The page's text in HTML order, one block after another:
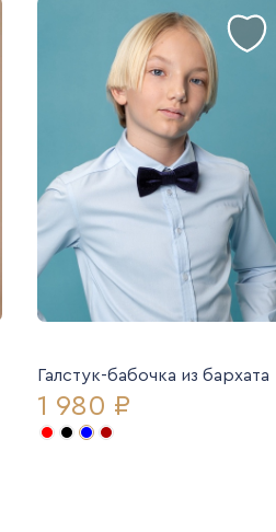
Галстук-бабочка из бархата
1 980 ₽